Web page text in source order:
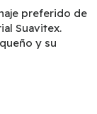
preferido de
Suavitex.
y su